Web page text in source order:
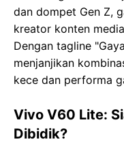
dan dompet Gen Z,
kreator konten
Dengan tagline
menjanjikan
kece dan performa
Vivo V60 Lite:
Dibidik?